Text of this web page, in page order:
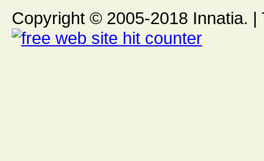
Copyright © 2005-2018 Innatia. |